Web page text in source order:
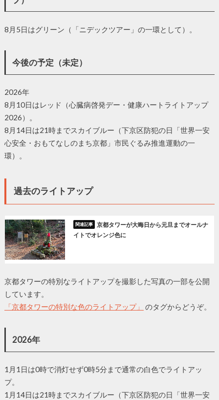
8月5日はグリーン（「ニデックツアー」の一環として）。
今後の予定（未定）
2026年
8月10日はレッド（心臓病啓発デー・健康ハートライトアップ
2026）。
8月14日は21時までスカイブルー（下京区防犯の日「世界一安
心安全・おもてなしのまち京都」市民ぐるみ推進運動の一
環）。
過去のライトアップ
京都タワーが大晦日から元旦までオールナ
イトでオレンジ色に
京都タワーの特別なライトアップを撮影した写真の一部を公開
しています。
「京都タワーの特別な色のライトアップ」
のタグからどうぞ。
2026年
1月1日は0時で消灯せず0時5分まで通常の白色でライトアッ
プ。
1月14日は21時までスカイブルー（下京区防犯の日「世界一安